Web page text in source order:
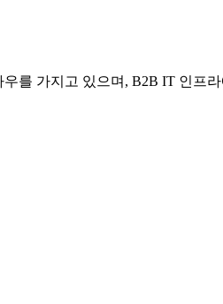
를 가지고 있으며, B2B IT 인프